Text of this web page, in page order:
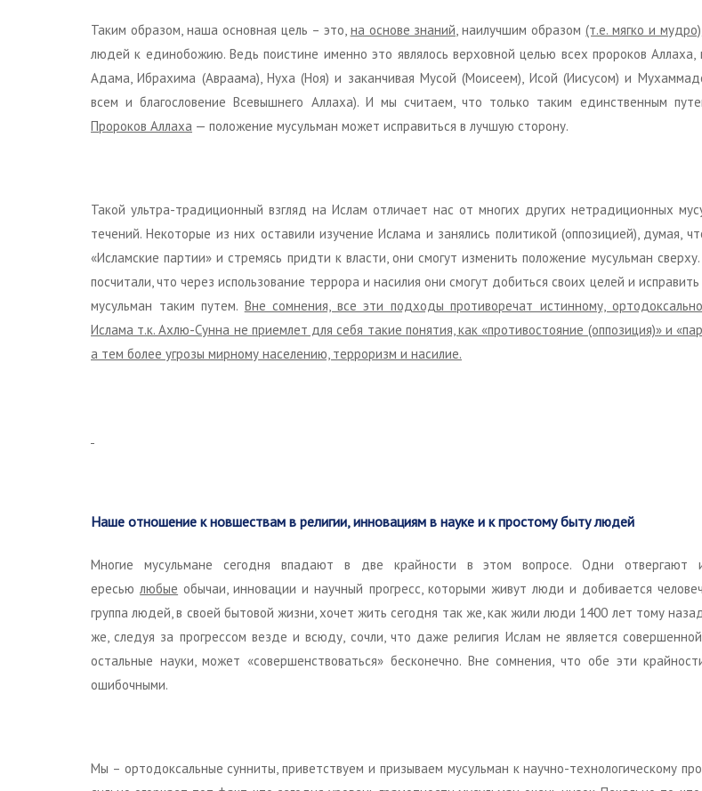
Таким образом, наша основная цель – это, на основе знаний,наилучшим образом(т.е. мягко и мудро)
людей к единобожию. Ведь поистине именно это являлось верховной целью всех пророков Аллаха,
Адама, Ибрахима (Авраама), Нуха (Ноя) и заканчивая Мусой (Моисеем), Исой (Иисусом) и
всем и благословение Всевышнего Аллаха). И мы считаем, что только таким единственным
Пророков Аллаха — положение мусульман может исправиться в лучшую сторону.
Такой ультра-традиционный взгляд на Ислам отличает нас от многих других нетрадиционных
течений. Некоторые из них оставили изучение Ислама и занялись политикой (оппозицией), думая,
«Исламские партии» и стремясь придти к власти, они смогут изменить положение мусульман
посчитали, что через использование террора и насилия они смогут добиться своих целей и
мусульман таким путем. Вне сомнения, все эти подходы противоречат истинному,
Ислама т.к. Ахлю-Сунна не приемлет для себя такие понятия, как «противостояние (оппозиция)» и
а тем более угрозы мирному населению, терроризм и насилие.
Наше отношение к новшествам в религии, инновациям в науке и к простому быту людей
Многие мусульмане сегодня впадают в две крайности в этом вопросе. Одни отвергают
ересьюлюбые обычаи, инновации и научный прогресс, которыми живут люди и добивается
группа людей, в своей бытовой жизни, хочет жить сегодня так же, как жили люди 1400 лет тому
же, следуя за прогрессом везде и всюду, сочли, что даже религия Ислам не является
остальные науки, может «совершенствоваться» бесконечно. Вне сомнения, что обе эти
ошибочными.
Мы – ортодоксальные сунниты, приветствуем и призываем мусульман к научно-технологическому